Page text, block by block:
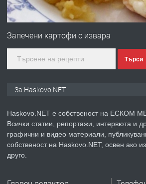
ПРЕДЛАГА
№4120 Магазин/
градската градина!
ПРЕДЛАГА
Продавам парцел
Запечени картофи с извара
Търси
За Haskovo.NET
Haskovo.NET е собственост на ЕСКОМ
Всички статии, репортажи, интервюта и
графични и видео материали,
собственост на Haskovo.NET, освен ако
друго.